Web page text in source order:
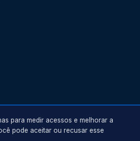
para medir acessos e melhorar a
pode aceitar ou recusar esse